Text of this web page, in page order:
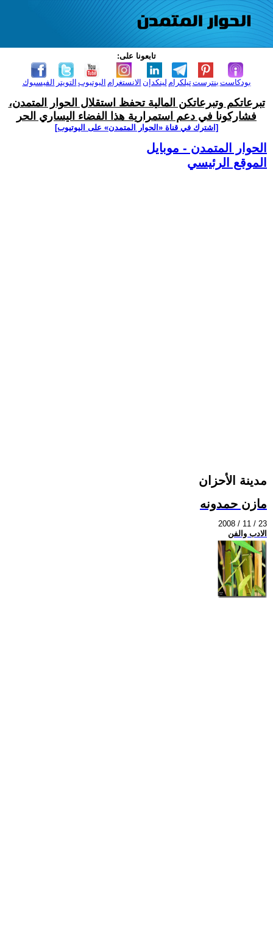
تابعونا على:
الفيسبوك التويتر اليوتيوب الانستغرام لينكدإن تيلكرامبنترست بودكاست
تبرعاتكم وتبرعاتكن المالية تحفظ استقلال الحوار المتمدن،
فشاركونا في دعم استمرارية هذا الفضاء اليساري الحر
[اشترك في قناة ‫«الحوار المتمدن» على اليوتيوب]
الحوار المتمدن - موبايل
الموقع الرئيسي
مدينة الأحزان
مازن حمدونه
2008 / 11 / 23
الادب والفن